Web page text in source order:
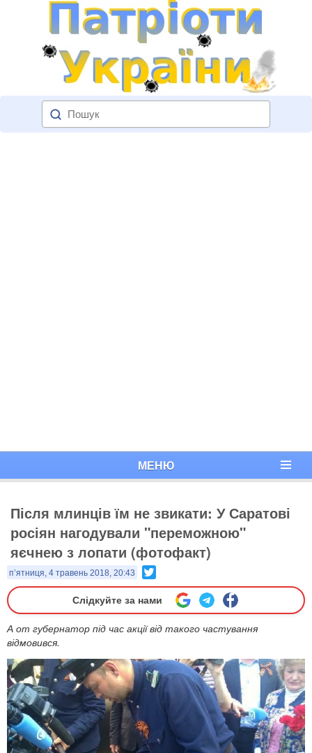
МЕНЮ
Після млинців їм не звикати: У Саратові
росіян нагодували "переможною"
яєчнею з лопати (фотофакт)
п’ятниця, 4 травень 2018, 20:43
Слідкуйте за нами
А от губернатор під час акції від такого частування
відмовився.